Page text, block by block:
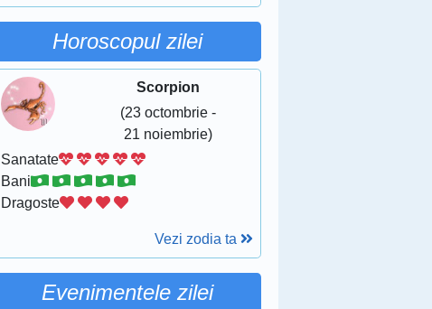
Horoscopul zilei
Scorpion
(23 octombrie -
21 noiembrie)
Sanatate
Bani
Dragoste
Vezi zodia ta
Evenimentele zilei